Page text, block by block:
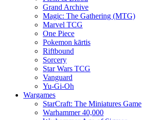
Grand Archive
Magic: The Gathering (MTG)
Marvel TCG
One Piece
Pokemon kārtis
Riftbound
Sorcery
Star Wars TCG
Vanguard
Yu-Gi-Oh
Wargames
StarCraft: The Miniatures Game
Warhammer 40,000